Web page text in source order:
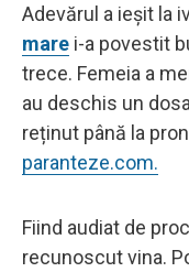
Adevărul a ieșit la
mare i-a povestit
trece. Femeia a
au deschis un
reținut până la
paranteze.com.
Fiind audiat de
recunoscut vina.